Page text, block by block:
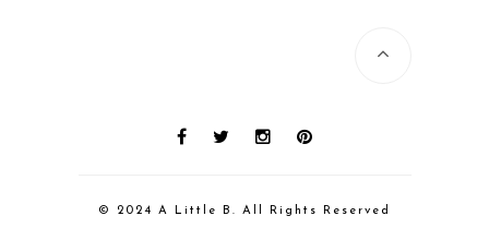
© 2024 A Little B. All Rights Reserved